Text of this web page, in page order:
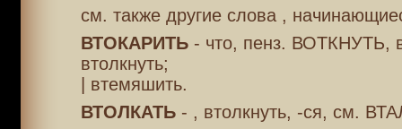
см. также другие слова ,
ВТОКАРИТЬ- что, пенз. ВОТКНУТЬ,
втолкнуть;
| втемяшить.
ВТОЛКАТЬ- , втолкнуть, -ся, см.